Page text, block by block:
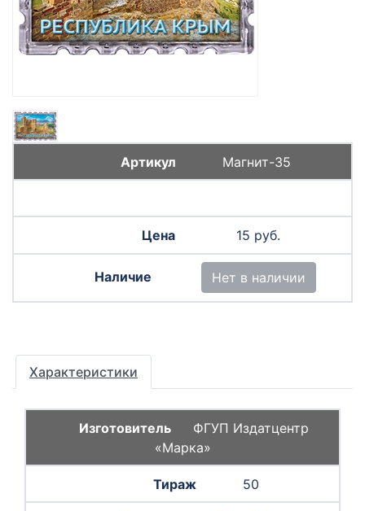
Магнит-35
15 руб.
Нет в наличии
Характеристики
ФГУП Издатцентр
«Марка»
50